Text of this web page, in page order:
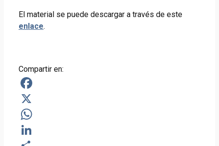
El material se puede descargar a través de este
enlace.
Compartir en:
Facebook
X
WhatsApp